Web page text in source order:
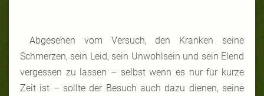
Abgesehen vom Versuch, den Kranken seine
Schmerzen, sein Leid, sein Unwohlsein und sein Elend
vergessen zu lassen – selbst wenn es nur für kurze
Zeit ist – sollte der Besuch auch dazu dienen, seine